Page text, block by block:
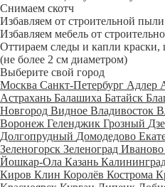
Снимаем скотч
Избавляем от строительной
Избавляем мебель от
Оттираем следы и капли краски,
(не более 2 см диаметром)
Выберите свой город
Москва Санкт-Петербург Адлер
Астрахань Балашиха Батайск
Новгород Видное Владивосток
Воронеж Геленджик Грозный
Долгопрудный Домодедово
Зеленогорск Зеленоград Иваново
Йошкар-Ола Казань
Киров Клин Королёв Кострома